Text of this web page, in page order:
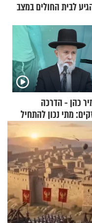
לבית החולים במצב
כהן - הדרכה
מתי נכון להתחיל
הציצית?